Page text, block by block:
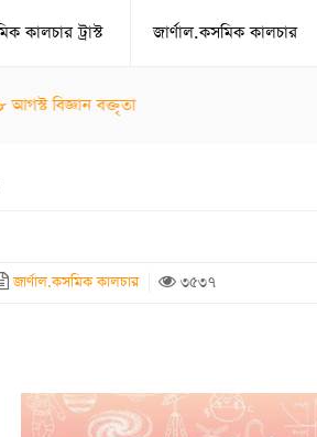
কালচার ট্রাস্ট জার্ণাল.কসমিক কালচার
বিজ্ঞান বক্তৃতা
জার্ণাল.কসমিক কালচার ৩৫৩৭